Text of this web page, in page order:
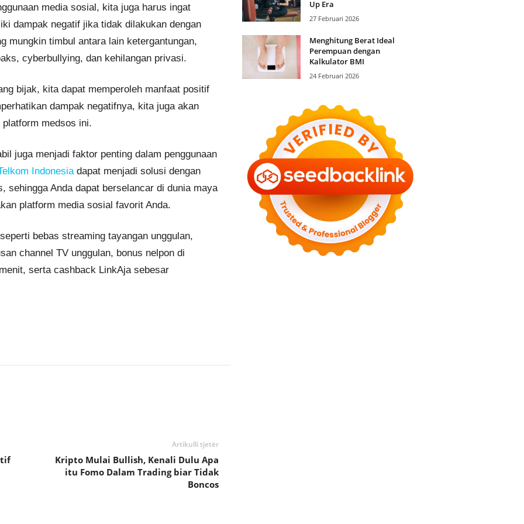
media sosial, kita juga harus ingat
dampak negatif jika tidak dilakukan dengan
mungkin timbul antara lain ketergantungan,
cyberbullying, dan kehilangan privasi.
bijak, kita dapat memperoleh manfaat positif
dampak negatifnya, kita juga akan
platform medsos ini.
juga menjadi faktor penting dalam penggunaan
Indonesiadapat menjadi solusi dengan
sehingga Anda dapat berselancar di dunia maya
platform media sosial favorit Anda.
bebas streaming tayangan unggulan,
channel TV unggulan, bonus nelpon di
serta cashback LinkAja sebesar
Artikulli tjetër
Kripto Mulai Bullish, Kenali Dulu Apa
itu Fomo Dalam Trading biar Tidak
Boncos
Up Era
27 Februari 2026
Menghitung Berat Ideal
Perempuan dengan
Kalkulator BMI
24 Februari 2026